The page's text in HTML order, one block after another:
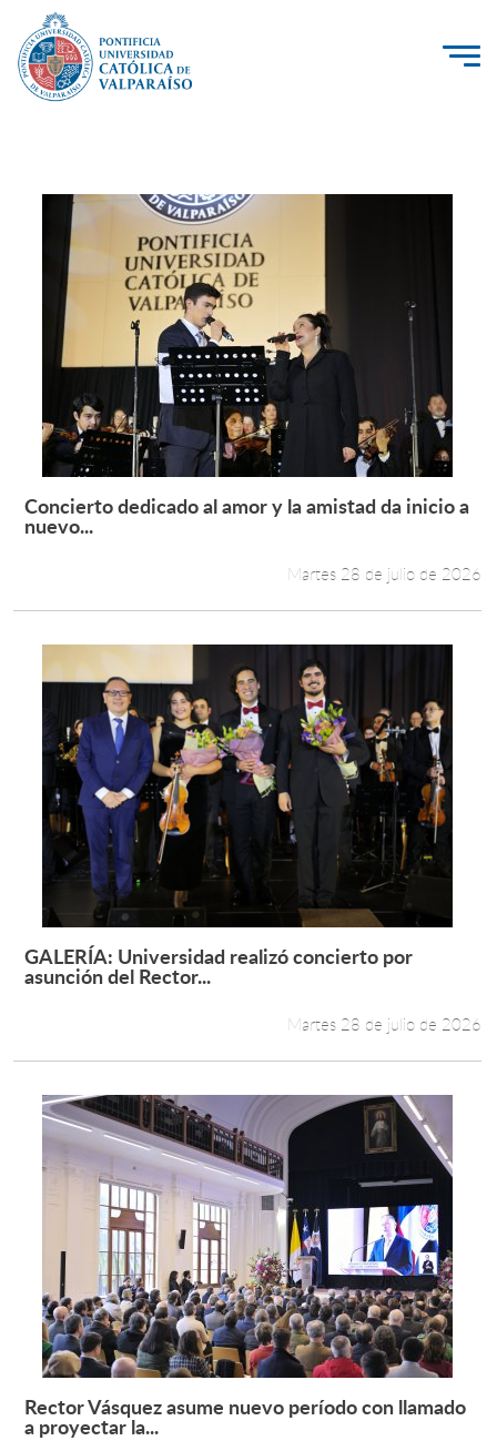
PUCV Internacional
Vinculación con el Medio
Admisión
Pregrado
Postgrado
Formación Continua
Funcionarios
Alumni
English
Leer más +
Concierto dedicado al amor y la amistad da inicio a
nuevo...
Martes 28 de julio de 2026
Leer más +
GALERÍA: Universidad realizó concierto por
asunción del Rector...
Martes 28 de julio de 2026
Leer más +
Rector Vásquez asume nuevo período con llamado
a proyectar la...